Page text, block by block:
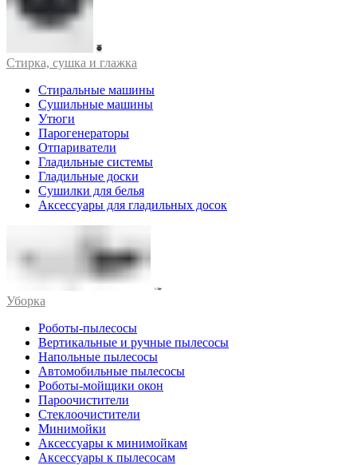
Стирка, сушка и глажка
Стиральные машины
Сушильные машины
Утюги
Парогенераторы
Отпариватели
Гладильные системы
Гладильные доски
Сушилки для белья
Аксессуары для гладильных досок
Уборка
Роботы-пылесосы
Вертикальные и ручные пылесосы
Напольные пылесосы
Автомобильные пылесосы
Роботы-мойщики окон
Пароочистители
Стеклоочистители
Минимойки
Аксессуары к минимойкам
Аксессуары к пылесосам